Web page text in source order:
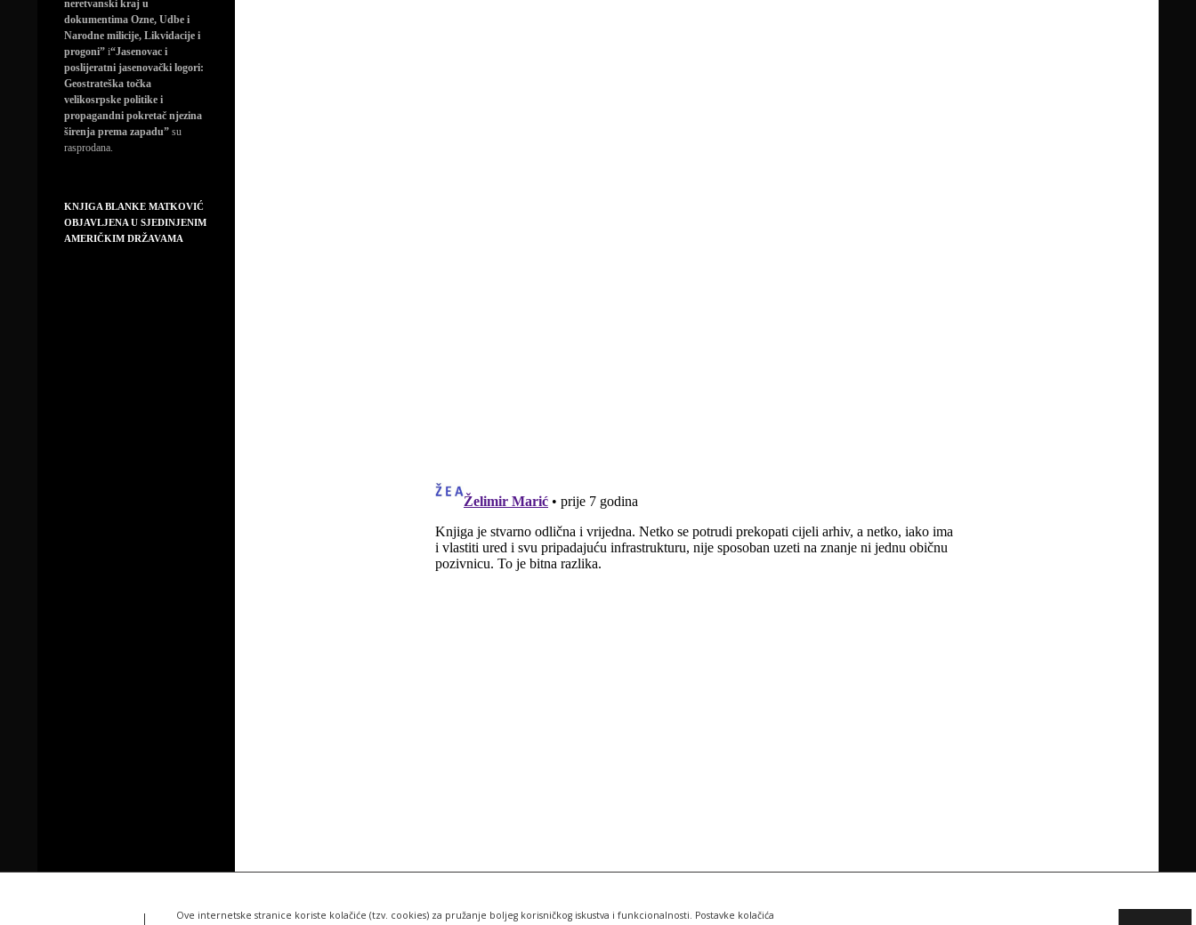
Ove internetske stranice koriste kolačiće (tzv. cookies) za pružanje boljeg korisničkog iskustva i funkcionalnosti. Postavke kolačića
neretvanski kraj u
dokumentima Ozne, Udbe i
Narodne milicije, Likvidacije i
progoni” i“Jasenovac i
poslijeratni jasenovački logori:
Geostrateška točka
velikosrpske politike i
propagandni pokretač njezina
širenja prema zapadu” su
rasprodana.
KNJIGA BLANKE MATKOVIĆ
OBJAVLJENA U SJEDINJENIM
AMERIČKIM DRŽAVAMA